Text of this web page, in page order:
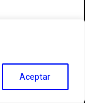
Aceptar